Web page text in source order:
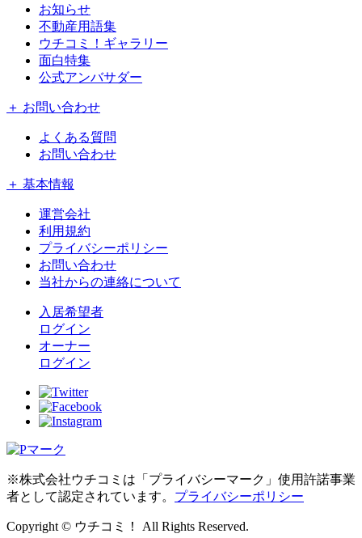
お知らせ
不動産用語集
ウチコミ！ギャラリー
面白特集
公式アンバサダー
＋ お問い合わせ
よくある質問
お問い合わせ
＋ 基本情報
運営会社
利用規約
プライバシーポリシー
お問い合わせ
当社からの連絡について
入居希望者
ログイン
オーナー
ログイン
※株式会社ウチコミは「プライバシーマーク」使用許諾事業
者として認定されています。 プライバシーポリシー
Copyright © ウチコミ！ All Rights Reserved.